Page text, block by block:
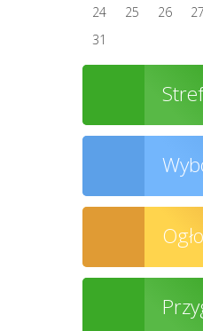
24
25 26 27
31